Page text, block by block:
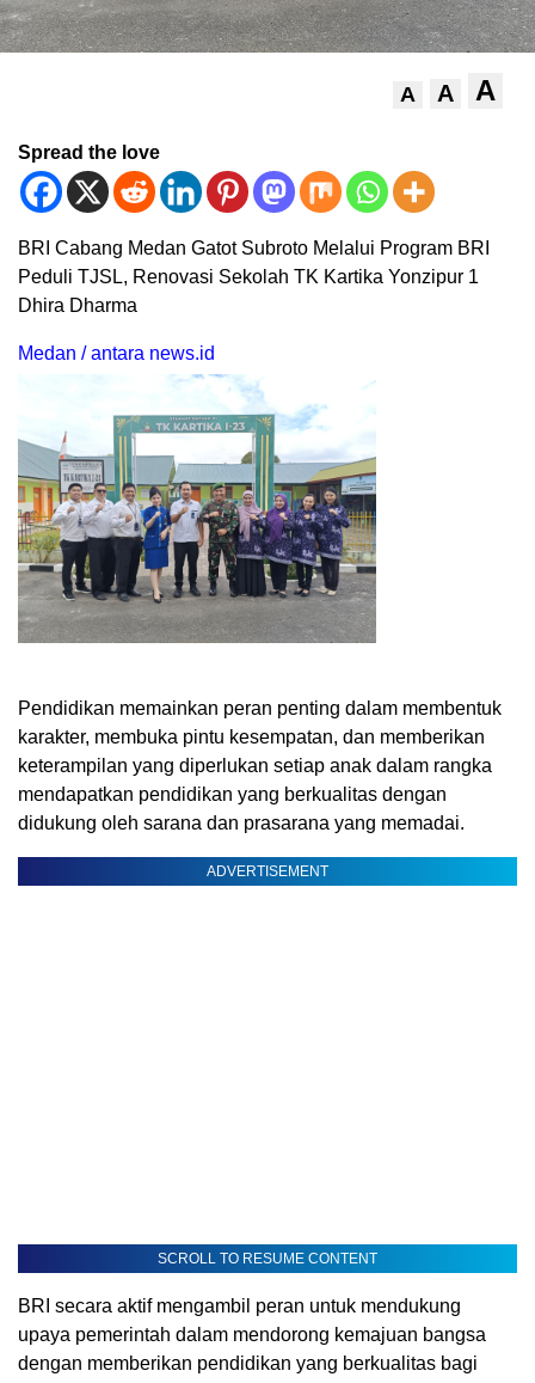
A A A
Spread the love
BRI Cabang Medan Gatot Subroto Melalui Program BRI
Peduli TJSL, Renovasi Sekolah TK Kartika Yonzipur 1
Dhira Dharma
Medan / antara news.id
Pendidikan memainkan peran penting dalam membentuk
karakter, membuka pintu kesempatan, dan memberikan
keterampilan yang diperlukan setiap anak dalam rangka
mendapatkan pendidikan yang berkualitas dengan
didukung oleh sarana dan prasarana yang memadai.
ADVERTISEMENT
SCROLL TO RESUME CONTENT
BRI secara aktif mengambil peran untuk mendukung
upaya pemerintah dalam mendorong kemajuan bangsa
dengan memberikan pendidikan yang berkualitas bagi